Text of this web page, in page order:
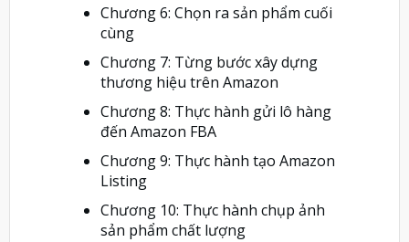
Chương 6: Chọn ra sản phẩm cuối
cùng
Chương 7: Từng bước xây dựng
thương hiệu trên Amazon
Chương 8: Thực hành gửi lô hàng
đến Amazon FBA
Chương 9: Thực hành tạo Amazon
Listing
Chương 10: Thực hành chụp ảnh
sản phẩm chất lượng